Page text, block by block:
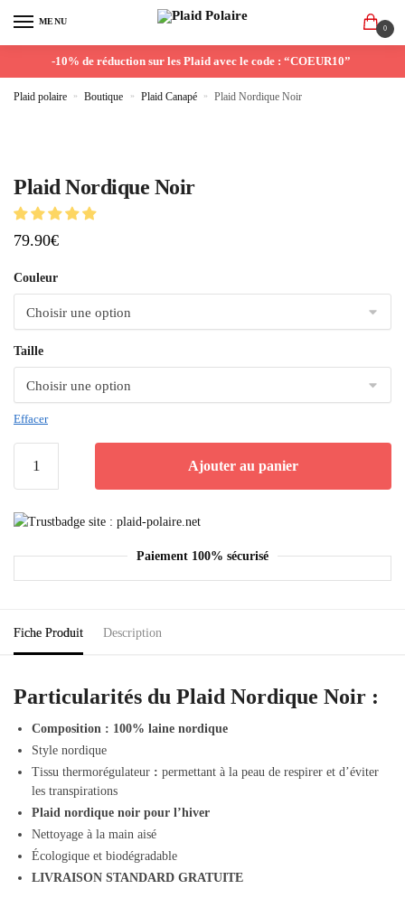
MENU
0
-10% de réduction sur les Plaid avec le code : “COEUR10”
Plaid polaire » Boutique » Plaid Canapé » Plaid Nordique Noir
Plaid Nordique Noir
79.90€
Couleur
Taille
Effacer
Ajouter au panier
Paiement 100% sécurisé
Fiche Produit Description
Particularités du Plaid Nordique Noir :
Composition : 100% laine nordique
Style nordique
Tissu thermorégulateur : permettant à la peau de respirer et d’éviter
les transpirations
Plaid nordique noir pour l’hiver
Nettoyage à la main aisé
Écologique et biodégradable
LIVRAISON STANDARD GRATUITE